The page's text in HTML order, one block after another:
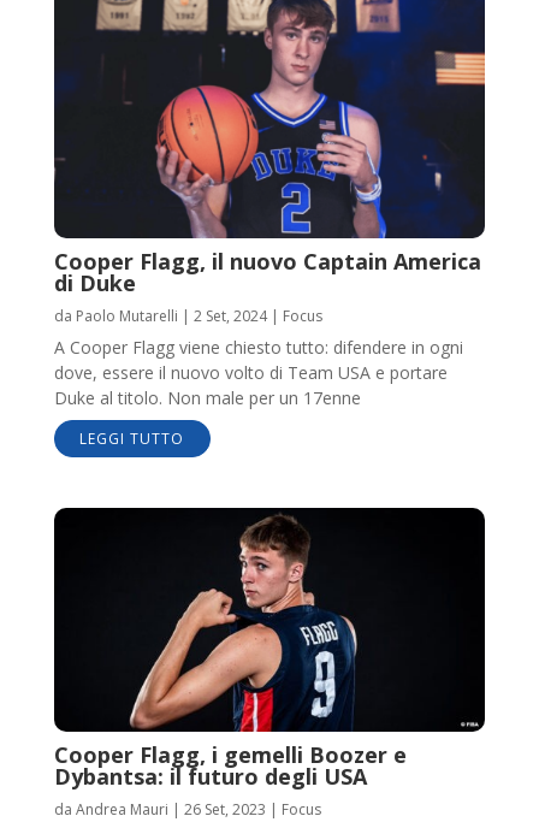
Cooper Flagg, il nuovo Captain America
di Duke
da Paolo Mutarelli | 2 Set, 2024| Focus
A Cooper Flagg viene chiesto tutto: difendere in ogni
dove, essere il nuovo volto di Team USA e portare
Duke al titolo. Non male per un 17enne
LEGGI TUTTO
Cooper Flagg, i gemelli Boozer e
Dybantsa: il futuro degli USA
da Andrea Mauri | 26 Set, 2023 | Focus